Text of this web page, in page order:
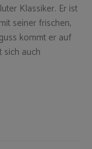
Klassiker. Er ist
seiner frischen,
kommt er auf
auch